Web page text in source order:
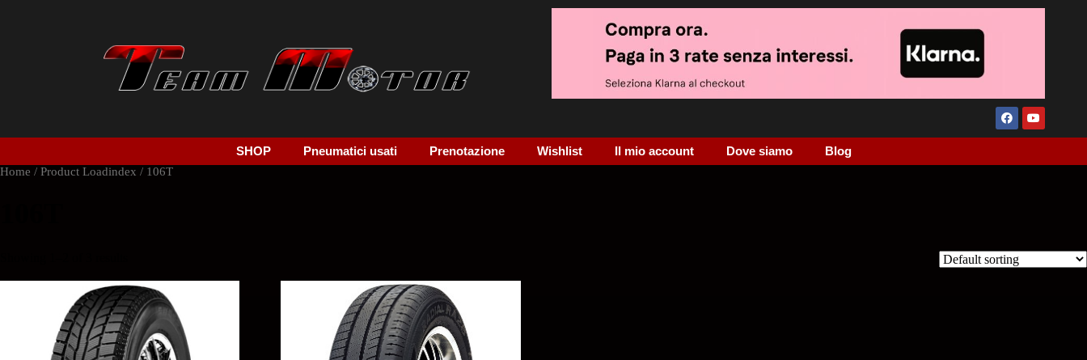
SHOP Pneumatici usati Prenotazione Wishlist Il mio account Dove siamo Blog
Home / Product Loadindex / 106T